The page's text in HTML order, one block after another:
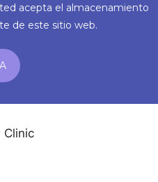
acepta el almacenamiento
de este sitio web.